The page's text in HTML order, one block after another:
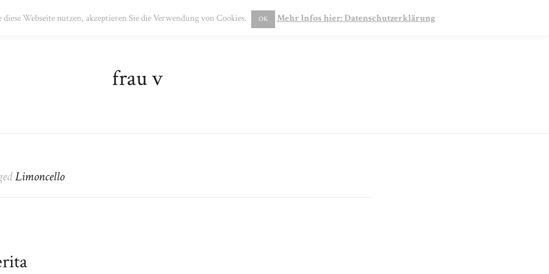
DATENSCHUTZ
frau v
Limoncello
Webseite nutzen, akzeptieren Sie die Verwendung von Cookies. OK Mehr Infos hier: Datenschutzerklärung